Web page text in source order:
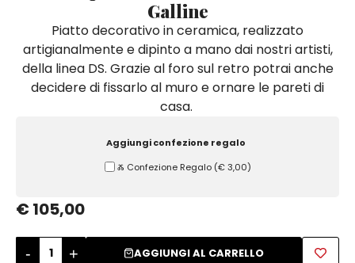
Galline
Piatto decorativo in ceramica, realizzato
artigianalmente e dipinto a mano dai nostri artisti,
della linea DS. Grazie al foro sul retro potrai anche
decidere di fissarlo al muro e ornare le pareti di
casa.
Aggiungi confezione regalo
Ⰶ Confezione Regalo (€ 3,00)
€ 105,00
- + AGGIUNGI AL CARRELLO
Sottopentola & Sottobottiglia
Tazzine da Caffè con Piattino
Tegami e Zuppiere
Tovagliette Americane & Sottopiatti
Vassoi
Zuccheriere
Tovaglie
Tovagliette Americane & Sottopiatti
Tovaglie
Tovagliette Americane & Sottopiatti